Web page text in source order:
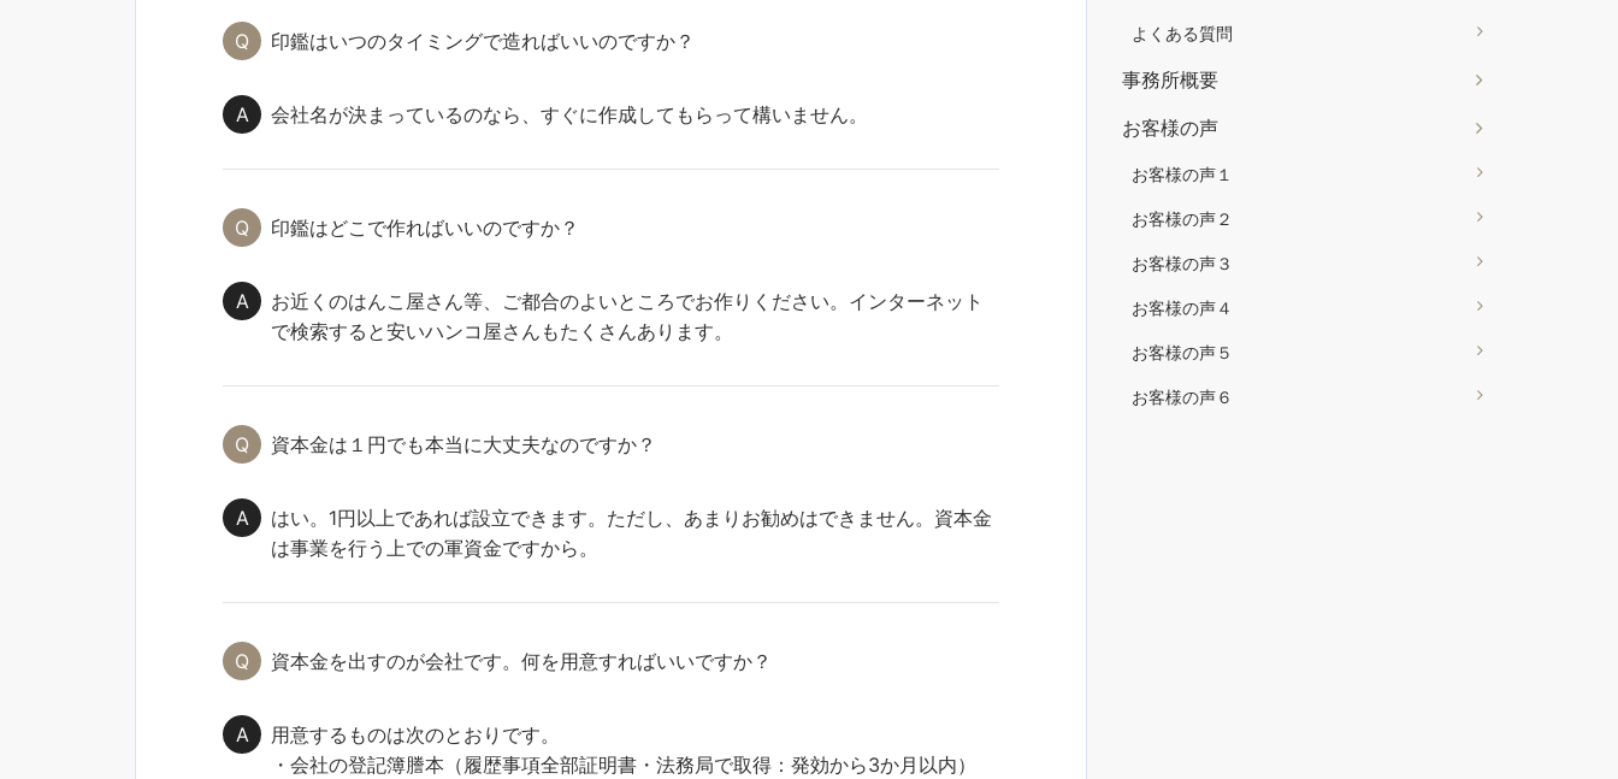
印鑑はいつのタイミングで造ればいいのですか？
会社名が決まっているのなら、すぐに作成してもらって構いません。
印鑑はどこで作ればいいのですか？
お近くのはんこ屋さん等、ご都合のよいところでお作りください。インターネット
で検索すると安いハンコ屋さんもたくさんあります。
資本金は１円でも本当に大丈夫なのですか？
はい。1円以上であれば設立できます。ただし、あまりお勧めはできません。資本金
は事業を行う上での軍資金ですから。
資本金を出すのが会社です。何を用意すればいいですか？
用意するものは次のとおりです。
・会社の登記簿謄本（履歴事項全部証明書・法務局で取得：発効から3か月以内）
よくある質問
事務所概要
お客様の声
お客様の声１
お客様の声２
お客様の声３
お客様の声４
お客様の声５
お客様の声６